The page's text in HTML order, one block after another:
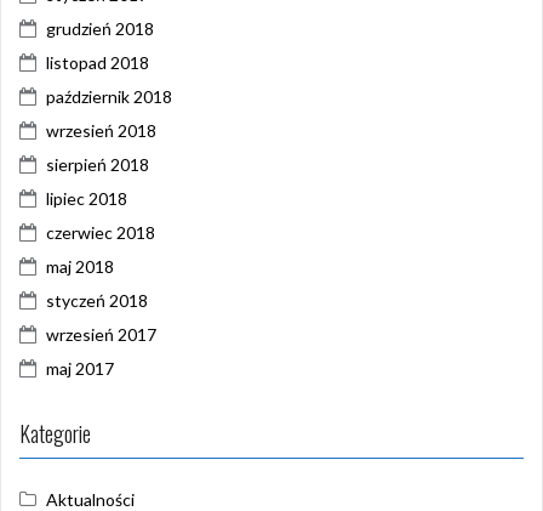
grudzień 2018
listopad 2018
październik 2018
wrzesień 2018
sierpień 2018
lipiec 2018
czerwiec 2018
maj 2018
styczeń 2018
wrzesień 2017
maj 2017
Kategorie
Aktualności